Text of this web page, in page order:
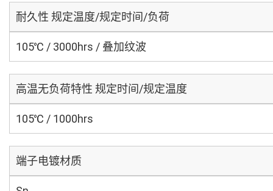
耐久性 规定温度/规定时间/负荷
105℃ / 3000hrs / 叠加纹波
高温无负荷特性 规定时间/规定温度
105℃ / 1000hrs
端子电镀材质